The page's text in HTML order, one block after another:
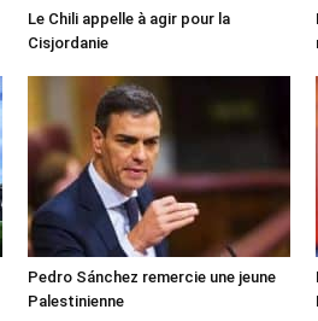
Le Chili appelle à agir pour la
Cisjordanie
Pedro Sánchez remercie une jeune
Palestinienne